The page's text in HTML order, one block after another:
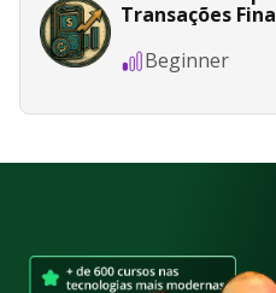
Transações
Beginner